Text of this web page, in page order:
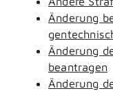
Änderung
Änderung
beantragen
Änderung